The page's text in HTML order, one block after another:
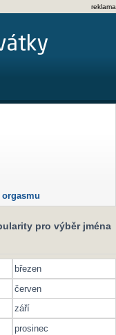
reklama
orgasmu
pro výběr jména
březen
červen
září
prosinec